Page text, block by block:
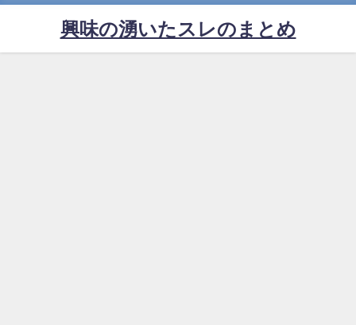
興味の湧いたスレのまとめ